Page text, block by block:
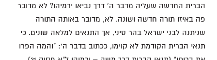
הברית החדשה שעליה מדבר ה' דרך נביאו ירמיהו? לא מדובר
פה באיזו תורה חדשה ושונה. לא, מדובר באותה התורה
שניתנה לבני ישראל בהר סיני, אך התנאים למלאה שונים. כי
תנאי הברית הקודמת לא קוימו, ככתוב בדבר ה': "והמה הפרו